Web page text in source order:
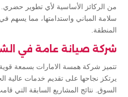
من الركائز الأساسية لأي تطوير
سلامة المباني واستدامتها، مما يسهم
المنطقة.
شركة صيانة عامة في
تتميز شركة همسة الامارات بسمعة قوية
يرتكز نجاحها على تقديم خدمات عالية
السوق. نتائج المشاريع السابقة التي